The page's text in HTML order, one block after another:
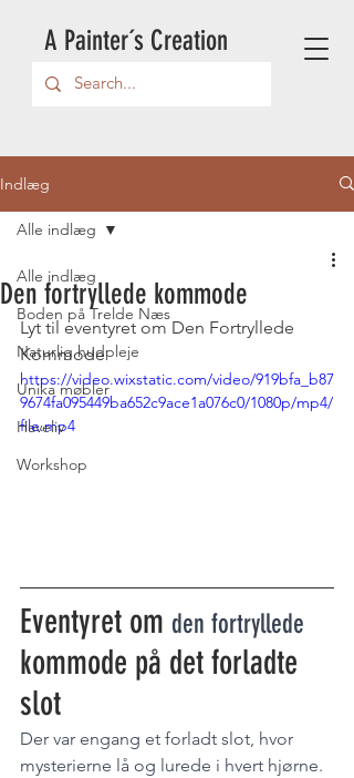
A Painter´s Creation
Indlæg
Alle indlæg
Boden på Trelde Næs
Naturlig hudpleje
Unika møbler
Haveliv
Workshop
Alle indlæg
Den fortryllede kommode
Lyt til eventyret om Den Fortryllede
Kommode
https://video.wixstatic.com/video/919bfa_b87
9674fa095449ba652c9ace1a076c0/1080p/mp4/
file.mp4
Eventyret om den fortryllede
kommode på det forladte
slot
Der var engang et forladt slot, hvor
mysterierne lå og lurede i hvert hjørne.